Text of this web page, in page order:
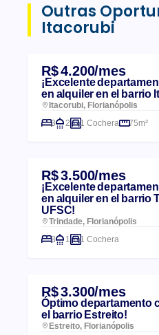
Outras
Itacorubi
R$ 4.200/mes
¡Excelente
en alquiler en el barrio
Itacorubi, Florianópolis
3
2 1 Cochera 75m²
R$ 3.500/mes
¡Excelente
en alquiler en el barrio
UFSC!
Trindade, Florianópolis
3
1 1 Cochera
R$ 3.300/mes
Óptimo departamento
el barrio Estreito!
Estreito, Florianópolis